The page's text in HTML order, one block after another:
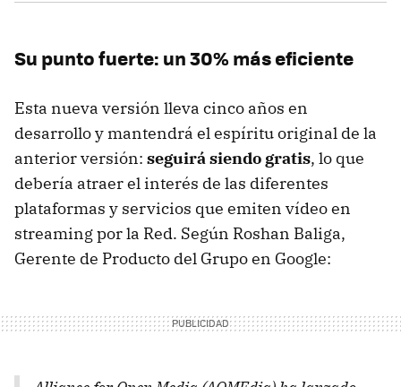
Su punto fuerte: un 30% más eficiente
Esta nueva versión lleva cinco años en
desarrollo y mantendrá el espíritu original de la
anterior versión: seguirá siendo gratis, lo que
debería atraer el interés de las diferentes
plataformas y servicios que emiten vídeo en
streaming por la Red. Según Roshan Baliga,
Gerente de Producto del Grupo en Google: